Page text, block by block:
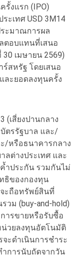
รั้งแรก (IPO)
ะเทศ USD 3M14
ระมาณการผล
ตอบแทนที่เสนอ
เมษายน 2569)
สหรัฐ โดยเสนอ
ละยอดลงทุนครั้ง
(เสี่ยงปานกลาง
ตรรัฐบาล และ/
/หรือธนาคารกลาง
ลต่างประเทศ และ
าประกัน รวมกันไม่
ธิของกองทุน
ะถือทรัพย์สินที่
วม (buy-and-hold)
การขายหรือรับซื้อ
วยลงทุนอัตโนมัติ
ะดำเนินการชำระ
ำการนับถัดจากวัน